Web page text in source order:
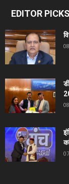
EDITOR PICKS